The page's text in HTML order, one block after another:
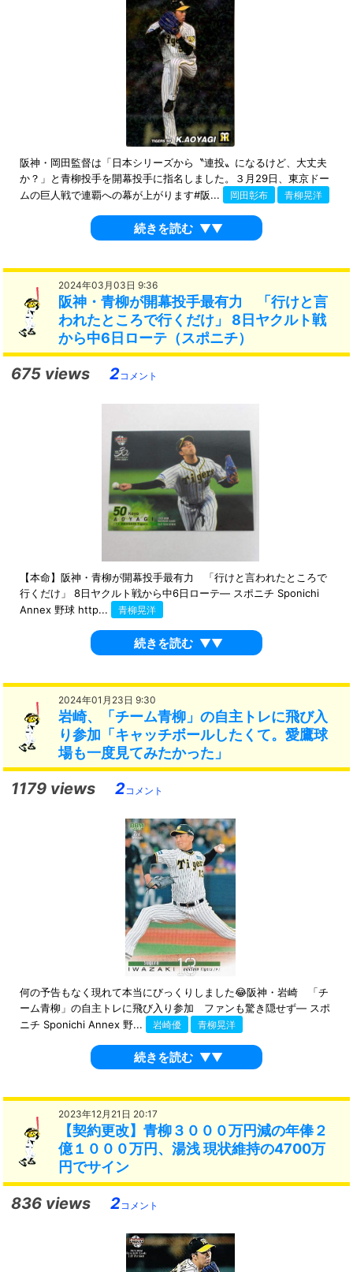
阪神・岡田監督は「日本シリーズから〝連投〟になるけど、大丈夫
か？」と青柳投手を開幕投手に指名しました。３月29日、東京ドー
ムの巨人戦で連覇への幕が上がります#阪...
岡田彰布 青柳晃洋
続きを読む ▼▼
2024年03月03日 9:36
阪神・青柳が開幕投手最有力 「行けと言
われたところで行くだけ」 8日ヤクルト戦
から中6日ローテ（スポニチ）
675 views 2コメント
【本命】阪神・青柳が開幕投手最有力 「行けと言われたところで
行くだけ」 8日ヤクルト戦から中6日ローテ― スポニチ Sponichi
Annex 野球 http...
青柳晃洋
続きを読む ▼▼
2024年01月23日 9:30
岩崎、「チーム青柳」の自主トレに飛び入
り参加「キャッチボールしたくて。愛鷹球
場も一度見てみたかった」
1179 views 2コメント
何の予告もなく現れて本当にびっくりしました😂阪神・岩崎 「チ
ーム青柳」の自主トレに飛び入り参加 ファンも驚き隠せず― スポ
ニチ Sponichi Annex 野...
岩崎優 青柳晃洋
続きを読む ▼▼
2023年12月21日 20:17
【契約更改】青柳３０００万円減の年俸２
億１０００万円、湯浅 現状維持の4700万
円でサイン
836 views 2コメント